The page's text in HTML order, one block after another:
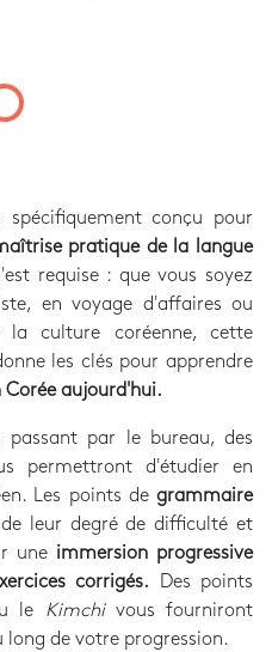
conçu pour
pratique de la langue
requise : que vous soyez
en voyage d'affaires ou
la culture coréenne, cette
les clés pour apprendre
Corée aujourd'hui.
par le bureau, des
permettront d'étudier en
Les points de grammaire
leur degré de difficulté et
une immersion progressive
corrigés. Des points
le Kimchivous fourniront
long de votre progression.